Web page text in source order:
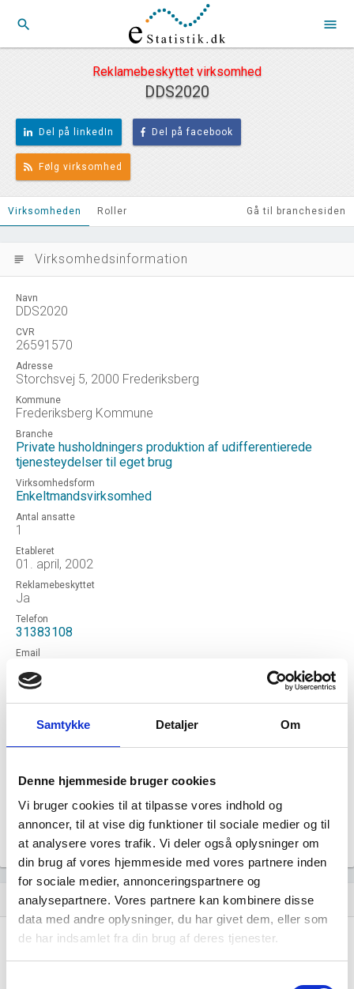
Samtykke Detaljer Om
Denne hjemmeside bruger cookies
Vi bruger cookies til at tilpasse vores indhold og
annoncer, til at vise dig funktioner til sociale medier og til
at analysere vores trafik. Vi deler også oplysninger om
din brug af vores hjemmeside med vores partnere inden
for sociale medier, annonceringspartnere og
analysepartnere. Vores partnere kan kombinere disse
data med andre oplysninger, du har givet dem, eller som
de har indsamlet fra din brug af deres tjenester.
search menu
Reklamebeskyttet virksomhed
DDS2020
Del på linkedIn Del på facebook
Følg virksomhed
Virksomheden Roller Gå til branchesiden
subject Virksomhedsinformation
Navn
DDS2020
CVR
26591570
Adresse
Storchsvej 5, 2000 Frederiksberg
Kommune
Frederiksberg Kommune
Branche
Private husholdningers produktion af udifferentierede
tjenesteydelser til eget brug
Virksomhedsform
Enkeltmandsvirksomhed
Antal ansatte
1
Etableret
01. april, 2002
Reklamebeskyttet
Ja
Telefon
31383108
Email
Hjemmeside
DDS2020
Status
Aktiv
Uoplyst
Tegningsregel
Uoplyst
show_chart Udvikling i antal ansatte